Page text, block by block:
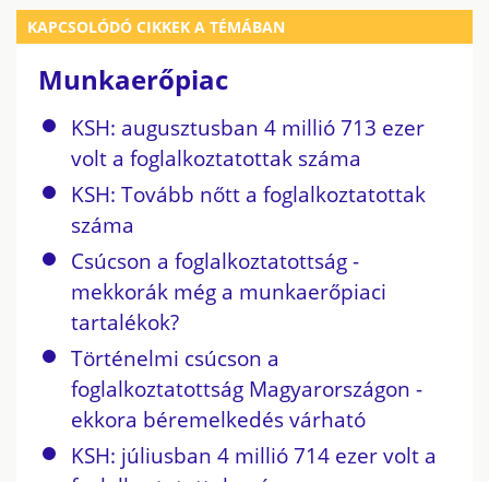
KAPCSOLÓDÓ CIKKEK A TÉMÁBAN
Munkaerőpiac
KSH: augusztusban 4 millió 713 ezer
volt a foglalkoztatottak száma
KSH: Tovább nőtt a foglalkoztatottak
száma
Csúcson a foglalkoztatottság -
mekkorák még a munkaerőpiaci
tartalékok?
Történelmi csúcson a
foglalkoztatottság Magyarországon -
ekkora béremelkedés várható
KSH: júliusban 4 millió 714 ezer volt a